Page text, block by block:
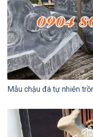
Mẫu chậu đá tự nhiên